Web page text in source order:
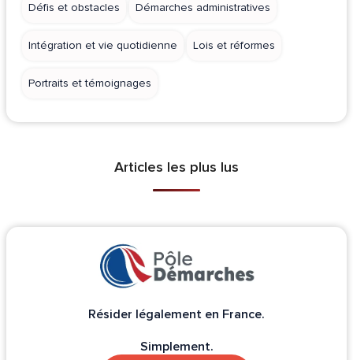
Défis et obstacles Démarches administratives
Intégration et vie quotidienne Lois et réformes
Portraits et témoignages
Articles les plus lus
Résider légalement en France.
Simplement.